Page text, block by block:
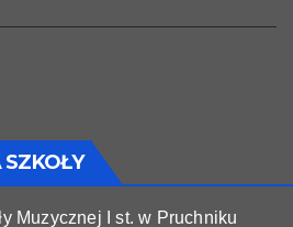
Muzycznej I st. w Pruchniku